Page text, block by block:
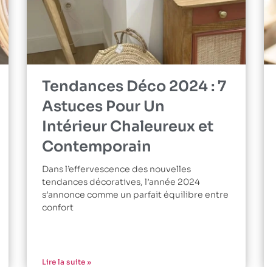
Tendances Déco 2024 : 7
Astuces Pour Un
Intérieur Chaleureux et
Contemporain
Dans l’effervescence des nouvelles
tendances décoratives, l’année 2024
s’annonce comme un parfait équilibre entre
confort
Lire la suite »